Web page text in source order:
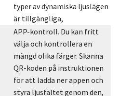
typer av dynamiska ljuslägen
är tillgängliga,
APP-kontroll. Du kan fritt
välja och kontrollera en
mängd olika färger. Skanna
QR-koden på instruktionen
för att ladda ner appen och
styra ljusfältet genom den,